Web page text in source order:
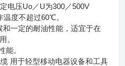
电压Uo／U为300／500V
温度不超过60℃。
和一定的耐油性能，适宜于在
。
能。
用于轻型移动电器设备和工具